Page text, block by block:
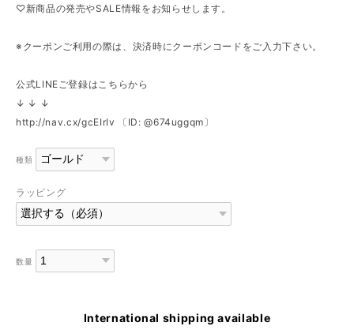
♡新商品の発売やSALE情報をお知らせします。
※クーポンご利用の際は、決済時にクーポンコードをご入力下さい。
公式LINEご登録はこちらから
↓ ↓ ↓
http://nav.cx/gcEIrIv 〔ID: @674uggqm〕
種類
ラッピング
数量
International shipping available